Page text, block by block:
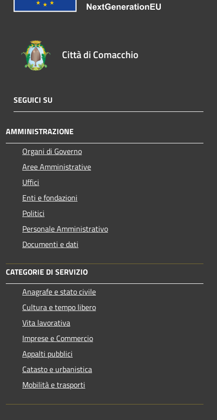
Città di Comacchio
SEGUICI SU
AMMINISTRAZIONE
Organi di Governo
Aree Amministrative
Uffici
Enti e fondazioni
Politici
Personale Amministrativo
Documenti e dati
CATEGORIE DI SERVIZIO
Anagrafe e stato civile
Cultura e tempo libero
Vita lavorativa
Imprese e Commercio
Appalti pubblici
Catasto e urbanistica
Mobilità e trasporti